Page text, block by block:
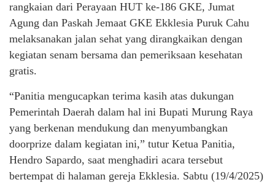
rangkaian dari Perayaan HUT ke-186 GKE, Jumat
Agung dan Paskah Jemaat GKE Ekklesia Puruk Cahu
melaksanakan jalan sehat yang dirangkaikan dengan
kegiatan senam bersama dan pemeriksaan kesehatan
gratis.
“Panitia mengucapkan terima kasih atas dukungan
Pemerintah Daerah dalam hal ini Bupati Murung Raya
yang berkenan mendukung dan menyumbangkan
doorprize dalam kegiatan ini,” tutur Ketua Panitia,
Hendro Sapardo, saat menghadiri acara tersebut
bertempat di halaman gereja Ekklesia. Sabtu (19/4/2025)